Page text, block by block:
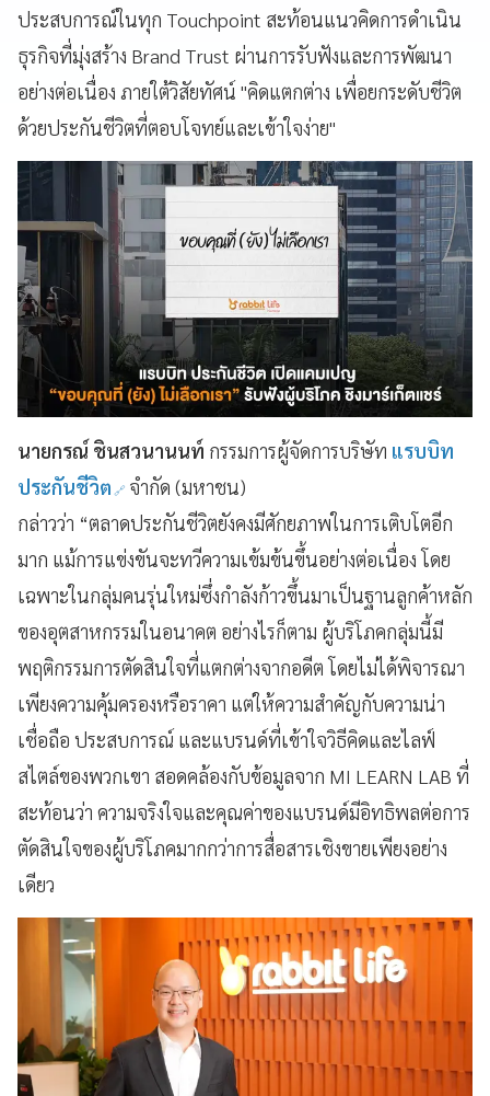
ประสบการณ์ในทุก Touchpoint สะท้อนแนวคิดการดำเนิน
ธุรกิจที่มุ่งสร้าง Brand Trust ผ่านการรับฟังและการพัฒนา
อย่างต่อเนื่อง ภายใต้วิสัยทัศน์ "คิดแตกต่าง เพื่อยกระดับชีวิต
ด้วยประกันชีวิตที่ตอบโจทย์และเข้าใจง่าย"
นายกรณ์ ชินสวนานนท์ กรรมการผู้จัดการบริษัท แรบบิท
ประกันชีวิต จำกัด (มหาชน)
กล่าวว่า “ตลาดประกันชีวิตยังคงมีศักยภาพในการเติบโตอีก
มาก แม้การแข่งขันจะทวีความเข้มข้นขึ้นอย่างต่อเนื่อง โดย
เฉพาะในกลุ่มคนรุ่นใหม่ซึ่งกำลังก้าวขึ้นมาเป็นฐานลูกค้าหลัก
ของอุตสาหกรรมในอนาคต อย่างไรก็ตาม ผู้บริโภคกลุ่มนี้มี
พฤติกรรมการตัดสินใจที่แตกต่างจากอดีต โดยไม่ได้พิจารณา
เพียงความคุ้มครองหรือราคา แต่ให้ความสำคัญกับความน่า
เชื่อถือ ประสบการณ์ และแบรนด์ที่เข้าใจวิธีคิดและไลฟ์
สไตล์ของพวกเขา สอดคล้องกับข้อมูลจาก MI LEARN LAB ที่
สะท้อนว่า ความจริงใจและคุณค่าของแบรนด์มีอิทธิพลต่อการ
ตัดสินใจของผู้บริโภคมากกว่าการสื่อสารเชิงขายเพียงอย่าง
เดียว